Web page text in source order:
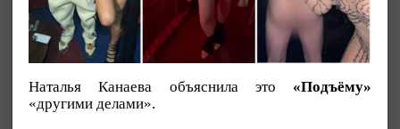
Наталья Канаева объяснила это «Подъёму»
«другими делами».